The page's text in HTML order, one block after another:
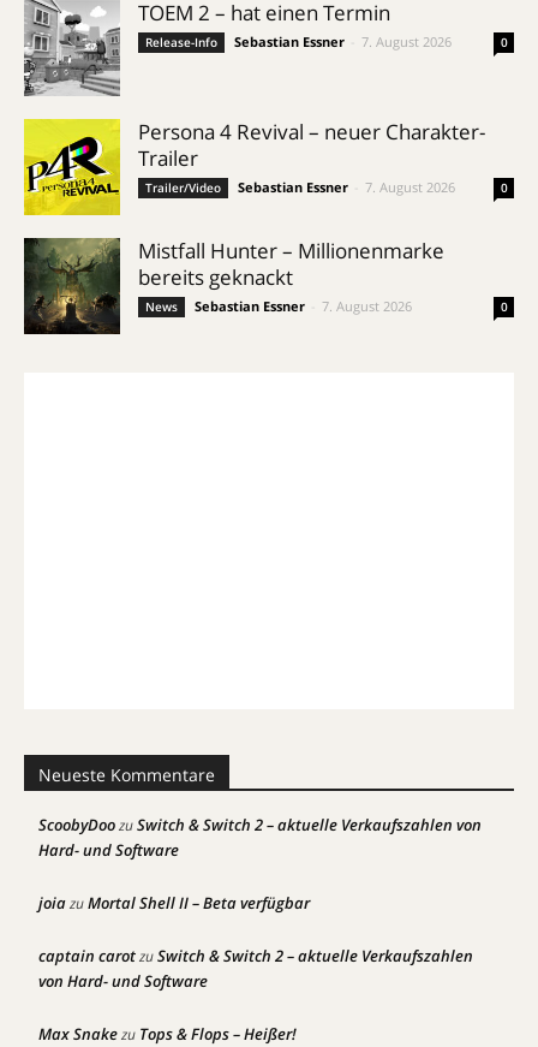
TOEM 2 – hat einen Termin
Release-Info Sebastian Essner 7. August 2026 0
Persona 4 Revival – neuer Charakter-
Trailer
Trailer/Video Sebastian Essner 7. August 2026 0
Mistfall Hunter – Millionenmarke
bereits geknackt
News Sebastian Essner 7. August 2026 0
Neueste Kommentare
ScoobyDoozuSwitch & Switch 2 – aktuelle Verkaufszahlen von
Hard- und Software
joiazuMortal Shell II – Beta verfügbar
captain carotzuSwitch & Switch 2 – aktuelle Verkaufszahlen
von Hard- und Software
Max Snakezu Tops & Flops – Heißer!